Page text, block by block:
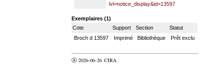
lvl=notice_display&id=13597
Exemplaires (1)
Cote
Support Section
Statut
Broch d 13597
Imprimé Bibliothèque Prêt exclu
Ⓐ 2026-06-26 CIRA